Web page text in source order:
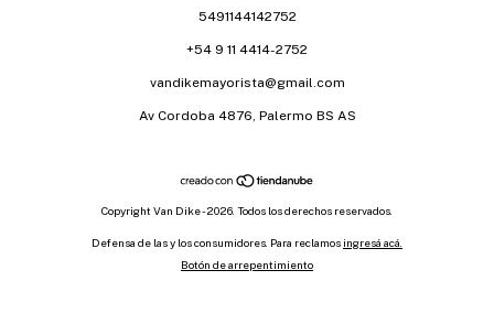
5491144142752
+54 9 11 4414-2752
vandikemayorista@gmail.com
Av Cordoba 4876, Palermo BS AS
Copyright Van Dike - 2026. Todos los derechos reservados.
Defensa de las y los consumidores. Para reclamos ingresá acá.
Botón de arrepentimiento